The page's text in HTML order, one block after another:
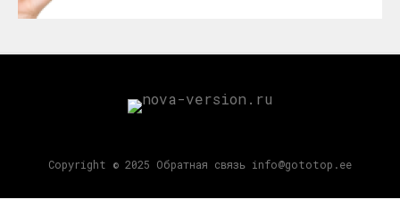
Copyright © 2025 Обратная связь info@gototop.ee